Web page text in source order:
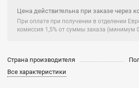
Цена действительна при заказе через
При оплате при получении в отделении
комиссия 1,5% от суммы заказа (минимум
Страна производителя
Все характеристики